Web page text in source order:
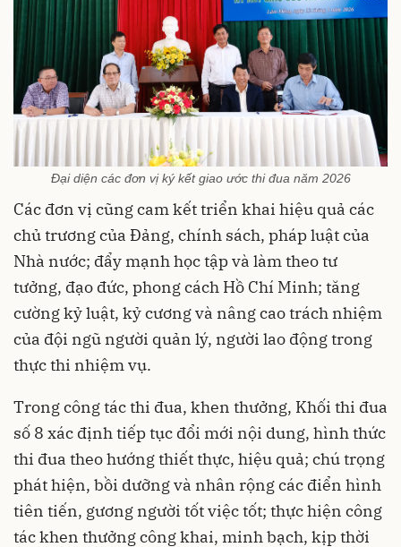
Đại diện các đơn vị ký kết giao ước thi đua năm 2026
Các đơn vị cũng cam kết triển khai hiệu quả các
chủ trương của Đảng, chính sách, pháp luật của
Nhà nước; đẩy mạnh học tập và làm theo tư
tưởng, đạo đức, phong cách Hồ Chí Minh; tăng
cường kỷ luật, kỷ cương và nâng cao trách nhiệm
của đội ngũ người quản lý, người lao động trong
thực thi nhiệm vụ.
Trong công tác thi đua, khen thưởng, Khối thi đua
số 8 xác định tiếp tục đổi mới nội dung, hình thức
thi đua theo hướng thiết thực, hiệu quả; chú trọng
phát hiện, bồi dưỡng và nhân rộng các điển hình
tiên tiến, gương người tốt việc tốt; thực hiện công
tác khen thưởng công khai, minh bạch, kịp thời